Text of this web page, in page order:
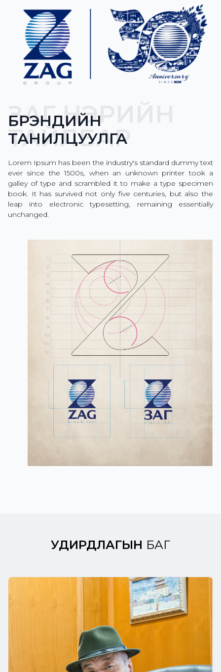
ЗАГ НЭРИЙН
ТАЙЛБАР
БРЭНДИЙН
ТАНИЛЦУУЛГА
Lorem Ipsum has been the industry's standard dummy text
ever since the 1500s, when an unknown printer took a
galley of type and scrambled it to make a type specimen
book. It has survived not only five centuries, but also the
leap into electronic typesetting, remaining essentially
unchanged.
УДИРДЛАГЫН БАГ